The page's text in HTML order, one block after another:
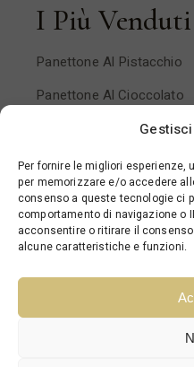
Per fornire le migliori
per memorizzare e/o accedere
consenso a queste tecnologie ci
comportamento di navigazione o
acconsentire o ritirare il
alcune caratteristiche e funzioni.
I Più Venduti
Panettone Al Pistacchio
Panettone Al Cioccolato
Panettone Pera E
Panettone Mandorlato
Panettone Ai Frutti Di